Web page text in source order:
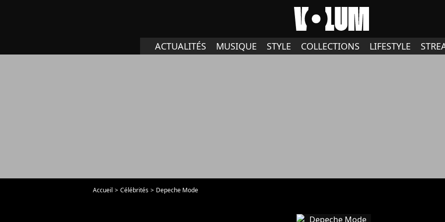
ACTUALITÉS MUSIQUE STYLE COLLECTIONS LIFESTYLE
Accueil Célébrités Depeche Mode